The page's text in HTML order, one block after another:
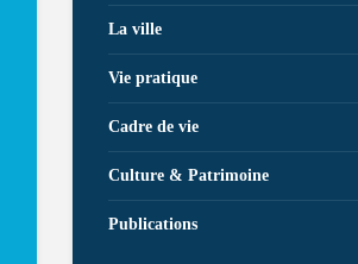
La ville
Vie pratique
Cadre de vie
Culture & Patrimoine
Publications